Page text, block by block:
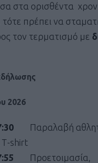
στα ορισθέντα
πρέπει να
τον τερματισμό με
2026
Παραλαβή
Τ-shirt
Προετοιμασία,